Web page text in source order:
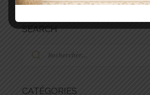
SEARCH
CATÉGORIES